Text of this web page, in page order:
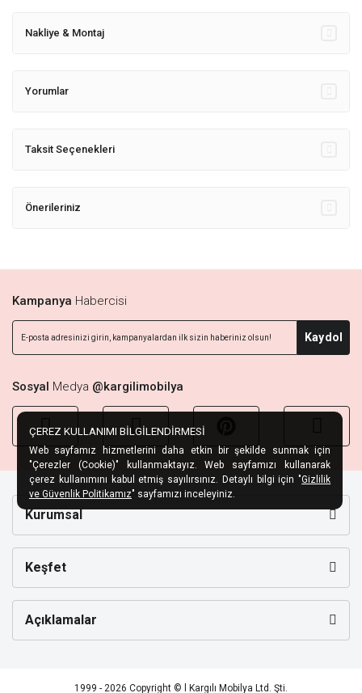
Nakliye & Montaj
Yorumlar
Taksit Seçenekleri
Önerileriniz
Kampanya Habercisi
Kaydol
Sosyal Medya @kargilimobilya
Kurumsal
Keşfet
Açıklamalar
1999 - 2026 Copyright © l Kargılı Mobilya Ltd. Şti.
ÇEREZ KULLANIMI BİLGİLENDİRMESİ
Web sayfamız hizmetlerini daha etkin bir şekilde sunmak için
"Çerezler (Cookie)" kullanmaktayız. Web sayfamızı kullanarak
çerez kullanımını kabul etmiş sayılırsınız. Detaylı bilgi için "Gizlilik
ve Güvenlik Politikamız" sayfamızı inceleyiniz.